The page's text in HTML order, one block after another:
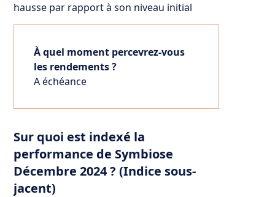
hausse par rapport à son niveau initial
À quel moment percevrez-vous
les rendements ?
A échéance
Sur quoi est indexé la
performance de Symbiose
Décembre 2024 ? (Indice sous-
jacent)